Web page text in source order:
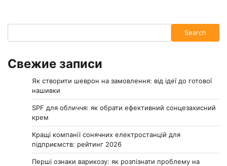
Search
Свежие записи
Як створити шеврон на замовлення: від ідеї до готової
нашивки
SPF для обличчя: як обрати ефективний сонцезахисний
крем
Кращі компанії сонячних електростанцій для
підприємств: рейтинг 2026
Перші ознаки варикозу: як розпізнати проблему на